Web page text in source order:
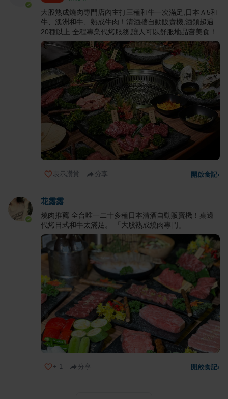
大股熟成燒肉專門店內主打三種和牛一次滿足,日本Ａ5和
牛、澳洲和牛、熟成牛肉！清酒牆自動販賣機,酒類超過
20種以上.全程專業代烤服務,讓人可以舒服地品嘗美食！
表示讚賞 分享 開啟食記›
花露露
燒肉推薦 全台唯一二十多種日本清酒自動販賣機！桌邊
代烤日式和牛太滿足。 「大股熟成燒肉專門」
+ 1 分享 開啟食記›